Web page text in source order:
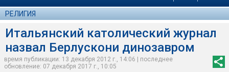
РЕЛИГИЯ
Итальянский католический журнал
назвал Берлускони динозавром
время публикации: 13 декабря 2012 г., 14:06 | последнее
обновление: 07 декабря 2017 г., 10:05